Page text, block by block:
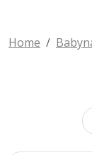
Home